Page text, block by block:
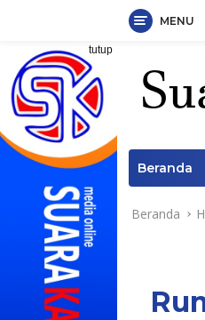
Langsung
konten
MENU
tutup
Beranda
Beranda